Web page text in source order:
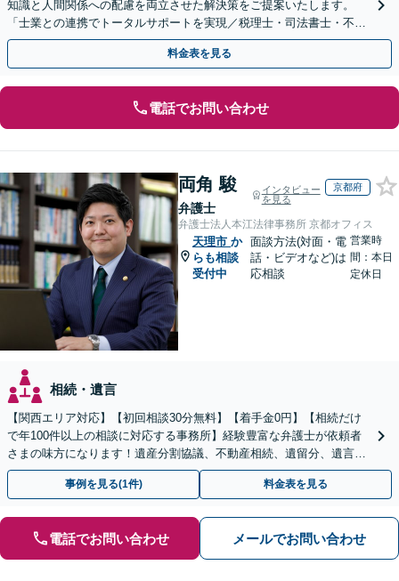
知識と人間関係への配慮を両立させた解決策をご提案いたします。
「士業との連携でトータルサポートを実現／税理士・司法書士・不動
産鑑定士など」生前対策や遺言書作成もお任せください
料金表を見る
電話でお問い合わせ
両角 駿
弁護士
インタビュー
を見る
京都府
弁護士法人本江法律事務所 京都オフィス
天理市 か
らも相談
受付中
面談方法(対面・電
話・ビデオなど)は
応相談
営業時
間：本日
定休日
相続・遺言
【関西エリア対応】【初回相談30分無料】【着手金0円】【相続だけ
で年100件以上の相談に対応する事務所】経験豊富な弁護士が依頼者
さまの味方になります！遺産分割協議、不動産相続、遺留分、遺言書
の作成など【烏丸御池駅7分】
事例を見る(1件) 料金表を見る
電話でお問い合わせ メールでお問い合わせ